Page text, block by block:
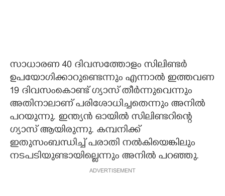
സാധാരണ 40 ദിവസത്തോളം സിലിണ്ടർ
ഉപയോഗിക്കാറുണ്ടെന്നും എന്നാൽ ഇത്തവണ
19 ദിവസംകൊണ്ട് ഗ്യാസ് തീർന്നുവെന്നും
അതിനാലാണ് പരിശോധിച്ചതെന്നും അനിൽ
പറയുന്നു. ഇന്ത്യൻ ഓയിൽ സിലിണ്ടറിന്റെ
ഗ്യാസ് ആയിരുന്നു. കമ്പനിക്ക്
ഇതുസംബന്ധിച്ച് പരാതി നൽകിയെങ്കിലും
നടപടിയുണ്ടായില്ലെന്നും അനിൽ പറഞ്ഞു.
ADVERTISEMENT